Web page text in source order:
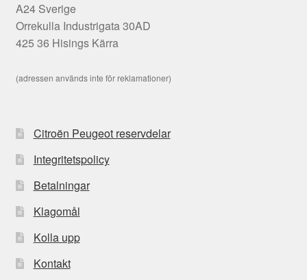
A24 Sverige
Orrekulla Industrigata 30AD
425 36 Hisings Kärra
(adressen används inte för reklamationer)
Citroën Peugeot reservdelar
Integritetspolicy
Betalningar
Klagomål
Kolla upp
Kontakt